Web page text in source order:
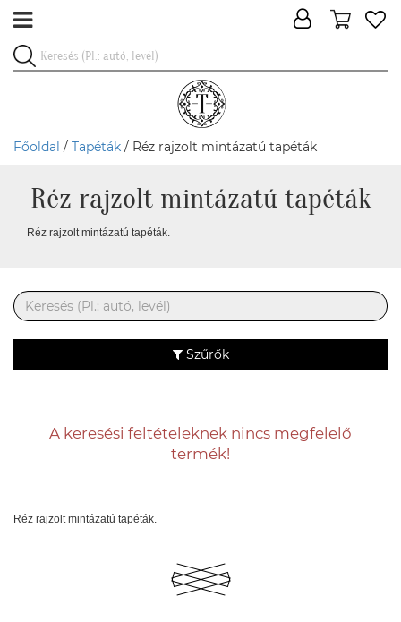
Főoldal / Tapéták / Réz rajzolt mintázatú tapéták
Réz rajzolt mintázatú tapéták
Réz rajzolt mintázatú tapéták.
Szűrők
A keresési feltételeknek nincs megfelelő
termék!
Réz rajzolt mintázatú tapéták.